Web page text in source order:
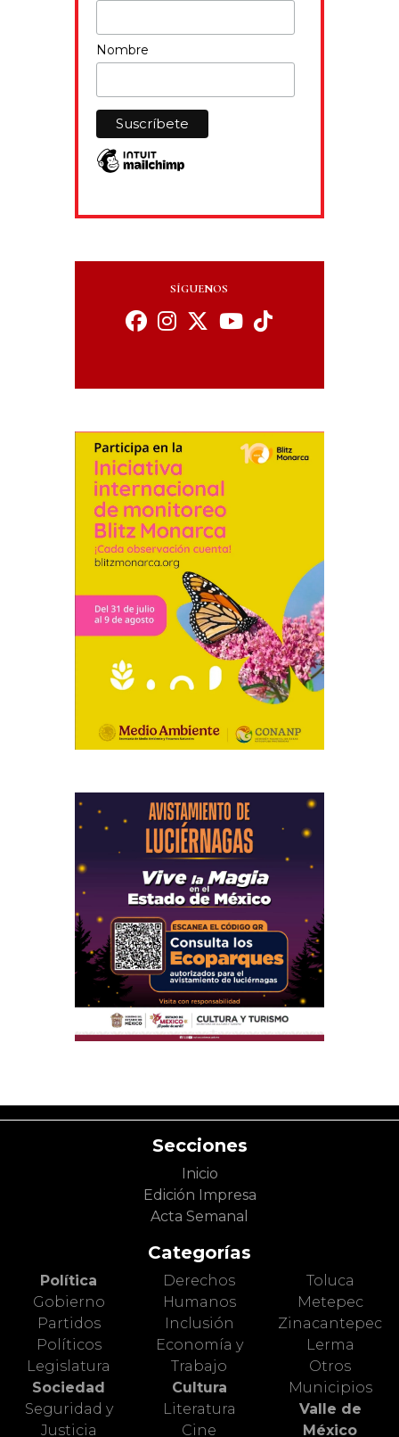
Nombre
SÍGUENOS
Secciones
Inicio
Edición Impresa
Acta Semanal
Categorías
Política
Gobierno
Partidos
Políticos
Legislatura
Sociedad
Seguridad y
Justicia
Derechos
Humanos
Inclusión
Economía y
Trabajo
Cultura
Literatura
Cine
Toluca
Metepec
Zinacantepec
Lerma
Otros
Municipios
Valle de
México